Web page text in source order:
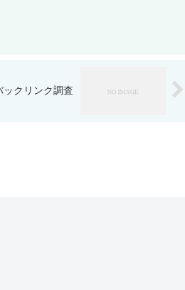
クリンク調査